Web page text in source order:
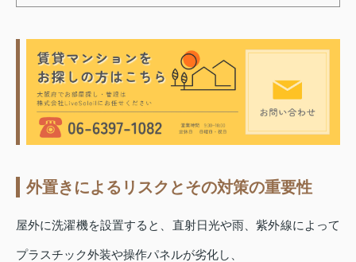
外置きによるリスクとその対策の重要性
屋外に洗濯機を設置すると、直射日光や雨、紫外線によって
プラスチック外装や操作パネルが劣化し、